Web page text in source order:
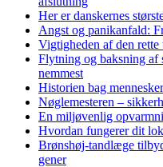
Her er danskernes
Angst og panikanfald:
Vigtigheden af den
Flytning og baksning af
nemmest
Historien bag
Nøglemesteren –
En miljøvenlig
Hvordan fungerer dit
Brønshøj-tandlæge
gener